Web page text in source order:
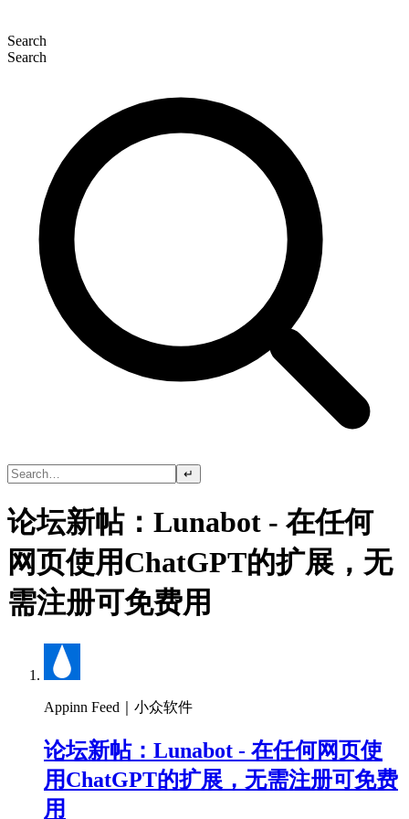
Search
Search
↵
论坛新帖：Lunabot - 在任何
网页使用ChatGPT的扩展，无
需注册可免费用
Appinn Feed｜小众软件
论坛新帖：Lunabot - 在任何网页使
用ChatGPT的扩展，无需注册可免费
用